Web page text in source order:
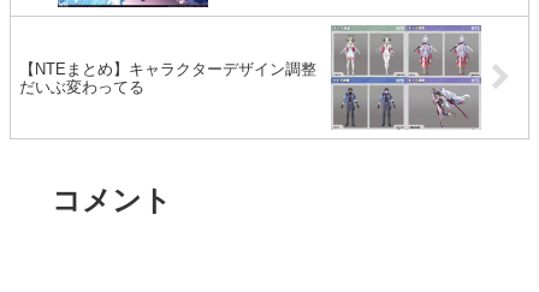
【NTEまとめ】キャラクターデザイン調整
だいぶ変わってる
コメント